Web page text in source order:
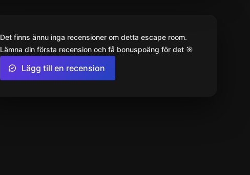
Det finns ännu inga recensioner om detta escape room.
Lämna din första recension och få bonuspoäng för det 🎯
Lägg till en recension